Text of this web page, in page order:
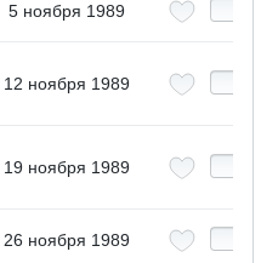
5 ноября 1989
12 ноября 1989
19 ноября 1989
26 ноября 1989